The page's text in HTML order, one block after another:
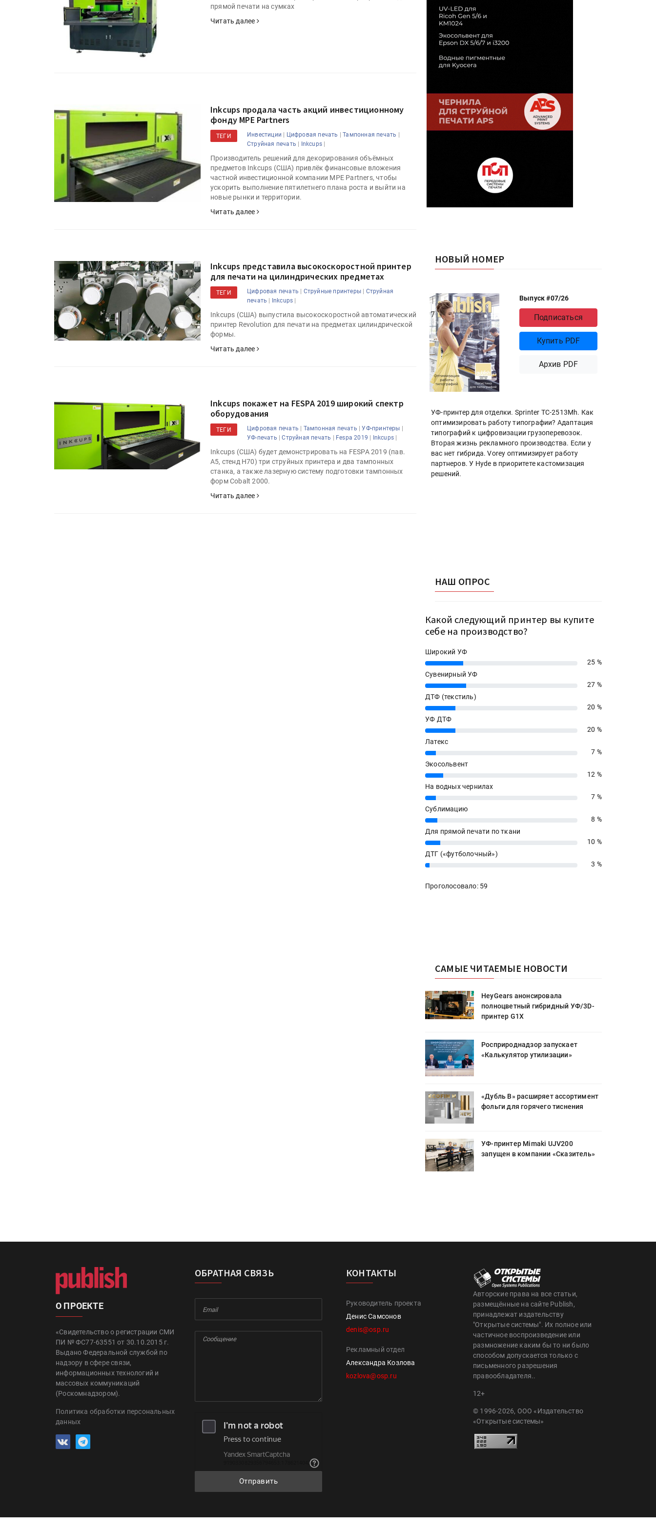
прямой печати на сумках
Читать далее
Inkcups продала часть акций инвестиционному
фонду MPE Partners
ТЕГИ Инвестиции | Цифровая печать |Тампонная печать |
Струйная печать | Inkcups |
Производитель решений для декорирования объёмных
предметов Inkcups (США) привлёк финансовые вложения
частной инвестиционной компании MPE Partners, чтобы
ускорить выполнение пятилетнего плана роста и выйти на
новые рынки и территории.
Читать далее
Inkcups представила высокоскоростной принтер
для печати на цилиндрических предметах
ТЕГИ Цифровая печать | Струйные принтеры | Струйная
печать | Inkcups |
Inkcups (США) выпустила высокоскоростной автоматический
принтер Revolution для печати на предметах цилиндрической
формы.
Читать далее
Inkcups покажет на FESPA 2019 широкий спектр
оборудования
ТЕГИ Цифровая печать | Тампонная печать |УФ-принтеры |
УФ-печать |Струйная печать | Fespa 2019 | Inkcups |
Inkcups (США) будет демонстрировать на FESPA 2019 (пав.
A5, стенд H70) три струйных принтера и два тампонных
станка, а также лазерную систему подготовки тампонных
форм Cobalt 2000.
Читать далее
НОВЫЙ НОМЕР
Выпуск #07/26
Подписаться
Купить PDF
Архив PDF
УФ-принтер для отделки. Sprinter ТС-2513Mh. Как
оптимизировать работу типографии? Адаптация
типографий к цифровизации грузоперевозок.
Вторая жизнь рекламного производства. Если у
вас нет гибрида. Vorey оптимизирует работу
партнеров. У Hyde в приоритете кастомизация
решений.
НАШ ОПРОС
Какой следующий принтер вы купите
себе на производство?
Широкий УФ
25%
25 %
Сувенирный УФ
27%
27 %
ДТФ (текстиль)
20%
20 %
УФ ДТФ
20%
20 %
Латекс
7%
7 %
Экосольвент
12%
12 %
На водных чернилах
7%
7 %
Сублимацию
8%
8 %
Для прямой печати по ткани
10%
10 %
ДТГ («футболочный»)
3% 3 %
Проголосовало: 59
САМЫЕ ЧИТАЕМЫЕ НОВОСТИ
HeyGears анонсировала
полноцветный гибридный УФ/3D-
принтер G1X
Росприроднадзор запускает
«Калькулятор утилизации»
«Дубль В» расширяет ассортимент
фольги для горячего тиснения
УФ-принтер Mimaki UJV200
запущен в компании «Сказитель»
О ПРОЕКТЕ
«Свидетельство о регистрации СМИ
ПИ № ФС77-63551 от 30.10.2015 г.
Выдано Федеральной службой по
надзору в сфере связи,
информационных технологий и
массовых коммуникаций
(Роскомнадзором).
Политика обработки персональных
данных
ОБРАТНАЯ СВЯЗЬ
Отправить
КОНТАКТЫ
Руководитель проекта
Денис Самсонов
denis@osp.ru
Рекламный отдел
Александра Козлова
kozlova@osp.ru
Авторские права на все статьи,
размещённые на сайте Publish,
принадлежат издательству
"Открытые системы". Их полное или
частичное воспроизведение или
размножение каким бы то ни было
способом допускается только с
письменного разрешения
правообладателя..
12+
© 1996-2026, ООО «Издательство
«Открытые системы»